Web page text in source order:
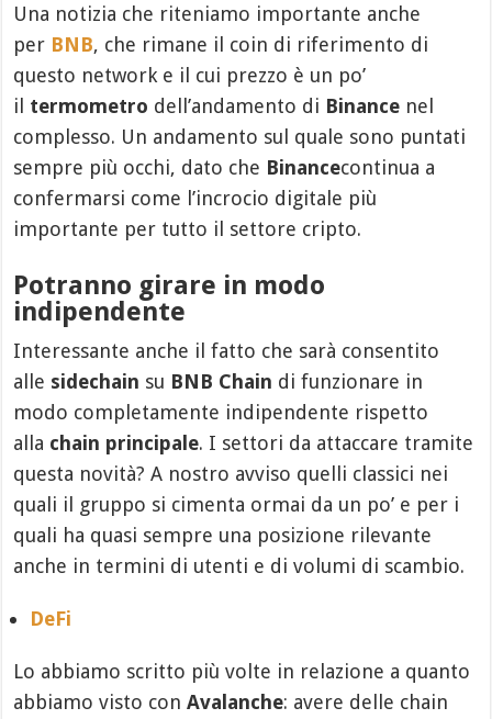
Una notizia che riteniamo importante anche
per BNB, che rimane il coin di riferimento di
questo network e il cui prezzo è un po’
il termometro dell’andamento di Binance nel
complesso. Un andamento sul quale sono puntati
sempre più occhi, dato che Binancecontinua a
confermarsi come l’incrocio digitale più
importante per tutto il settore cripto.
Potranno girare in modo
indipendente
Interessante anche il fatto che sarà consentito
alle sidechain su BNB Chain di funzionare in
modo completamente indipendente rispetto
alla chain principale. I settori da attaccare tramite
questa novità? A nostro avviso quelli classici nei
quali il gruppo si cimenta ormai da un po’ e per i
quali ha quasi sempre una posizione rilevante
anche in termini di utenti e di volumi di scambio.
DeFi
Lo abbiamo scritto più volte in relazione a quanto
abbiamo visto conAvalanche: avere delle chain